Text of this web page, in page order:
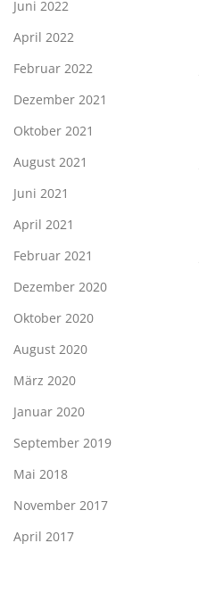
Juni 2022
April 2022
Februar 2022
Dezember 2021
Oktober 2021
August 2021
Juni 2021
April 2021
Februar 2021
Dezember 2020
Oktober 2020
August 2020
März 2020
Januar 2020
September 2019
Mai 2018
November 2017
April 2017